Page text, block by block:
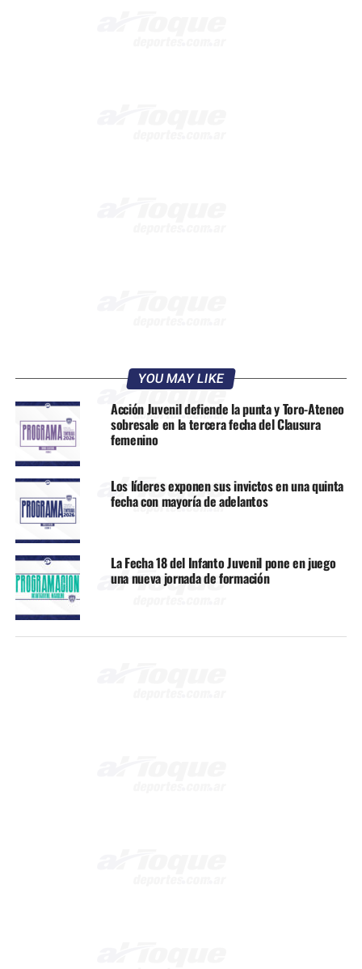
YOU MAY LIKE
Acción Juvenil defiende la punta y Toro-Ateneo
sobresale en la tercera fecha del Clausura
femenino
Los líderes exponen sus invictos en una quinta
fecha con mayoría de adelantos
La Fecha 18 del Infanto Juvenil pone en juego
una nueva jornada de formación